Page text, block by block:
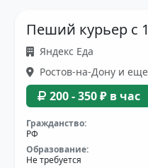
Пеший курьер с
Яндекс Еда
Ростов-на-Дону и
200 - 350 ₽ в час
Гражданство:
РФ
Образование:
Не требуется